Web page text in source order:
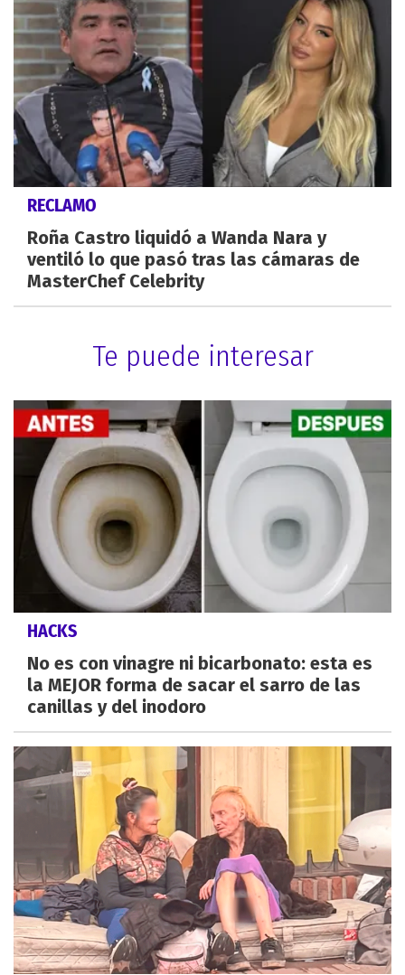
RECLAMO
Roña Castro liquidó a Wanda Nara y
ventiló lo que pasó tras las cámaras de
MasterChef Celebrity
Te puede interesar
HACKS
No es con vinagre ni bicarbonato: esta es
la MEJOR forma de sacar el sarro de las
canillas y del inodoro